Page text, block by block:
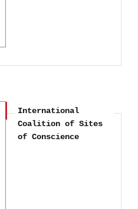
International
Coalition of Sites
of Conscience